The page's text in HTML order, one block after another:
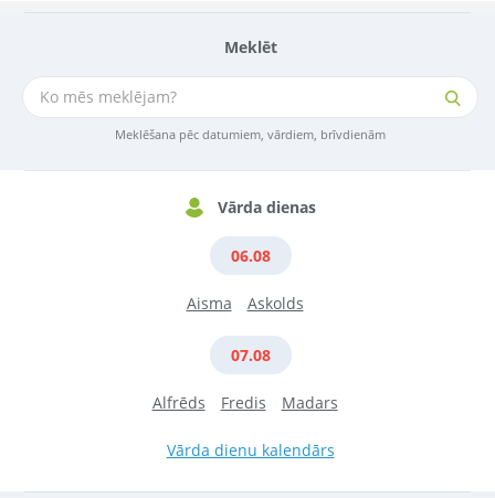
Meklēt
Meklēšana pēc datumiem, vārdiem, brīvdienām
Vārda dienas
06.08
Aisma Askolds
07.08
Alfrēds Fredis Madars
Vārda dienu kalendārs